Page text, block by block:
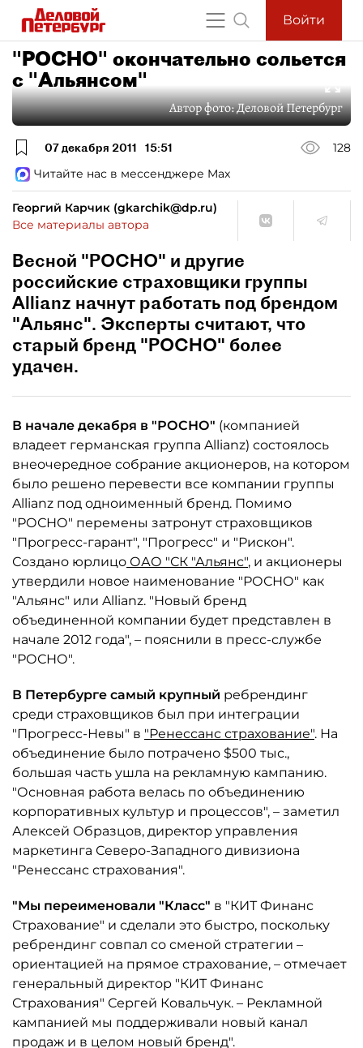
Войти
"РОСНО" окончательно сольется
с "Альянсом"
Автор фото:Деловой Петербург
07 декабря 2011 15:51
128
Читайте нас в мессенджере Max
Георгий Карчик (gkarchik@dp.ru)
Все материалы автора
Весной "РОСНО" и другие
российские страховщики группы
Allianz начнут работать под брендом
"Альянс". Эксперты считают, что
старый бренд "РОСНО" более
удачен.
В начале декабря в "РОСНО" (компанией
владеет германская группа Allianz) состоялось
внеочередное собрание акционеров, на котором
было решено перевести все компании группы
Allianz под одноименный бренд. Помимо
"РОСНО" перемены затронут страховщиков
"Прогресс-гарант", "Прогресс" и "Рискон".
Создано юрлицо ОАО "СК "Альянс", и акционеры
утвердили новое наименование "РОСНО" как
"Альянс" или Allianz. "Новый бренд
объединенной компании будет представлен в
начале 2012 года", – пояснили в пресс-службе
"РОСНО".
В Петербурге самый крупный ребрендинг
среди страховщиков был при интеграции
"Прогресс-Невы" в "Ренессанс страхование". На
объединение было потрачено $500 тыс.,
большая часть ушла на рекламную кампанию.
"Основная работа велась по объединению
корпоративных культур и процессов", – заметил
Алексей Образцов, директор управления
маркетинга Северо-Западного дивизиона
"Ренессанс страхования".
"Мы переименовали "Класс" в "КИТ Финанс
Страхование" и сделали это быстро, поскольку
ребрендинг совпал со сменой стратегии –
ориентацией на прямое страхование, – отмечает
генеральный директор "КИТ Финанс
Страхования" Сергей Ковальчук. – Рекламной
кампанией мы поддерживали новый канал
продаж и в целом новый бренд".